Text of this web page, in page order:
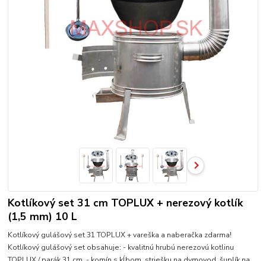
Kotlíkový set 31 cm TOPLUX + nerezový kotlík
(1,5 mm) 10 L
Kotlíkový gulášový set 31 TOPLUX + vareška a naberačka zdarma!
Kotlíkový gulášový set obsahuje: - kvalitnú hrubú nerezovú kotlinu